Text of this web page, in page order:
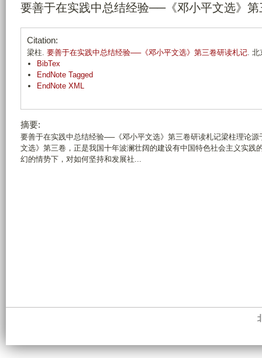
分
要善于在实践中总结经验──《邓小平文选》
Citation:
梁柱. 要善于在实践中总结经验──《邓小平文选》第三卷研读札记. 北
BibTex
EndNote Tagged
EndNote XML
摘要:
要善于在实践中总结经验──《邓小平文选》第三卷研读札记梁柱理论
文选》第三卷，正是我国十年波澜壮阔的建设有中国特色社会主义实践
幻的情势下，对如何坚持和发展社...